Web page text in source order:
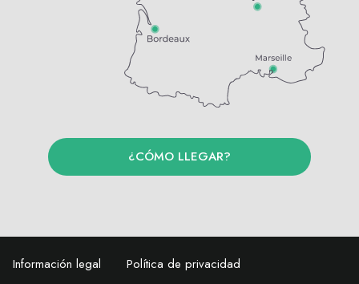
¿CÓMO LLEGAR?
Información legal Política de privacidad